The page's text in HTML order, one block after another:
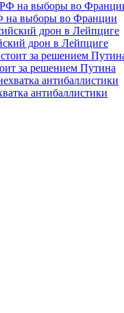
на выборы во Франции
дрон в Лейпциге
за решением Путина
антибаллистики